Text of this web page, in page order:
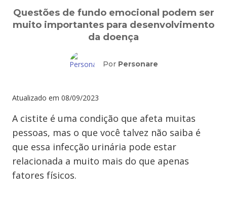
Questões de fundo emocional podem ser
muito importantes para desenvolvimento
da doença
Por Personare
Atualizado em 08/09/2023
A cistite é uma condição que afeta muitas
pessoas, mas o que você talvez não saiba é
que essa infecção urinária pode estar
relacionada a muito mais do que apenas
fatores físicos.